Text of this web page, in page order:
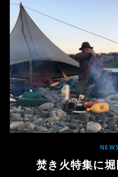
NEWS
焚き火特集に堀